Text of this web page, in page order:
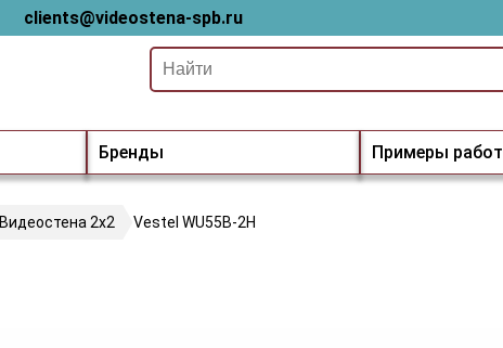
clients@videostena-spb.ru
Бренды Примеры работ
Видеостена 2x2 Vestel WU55B-2H